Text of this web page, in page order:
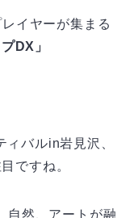
イヤーが集まる
DX」
バルin岩見沢、
ですね。
自然、アートが融